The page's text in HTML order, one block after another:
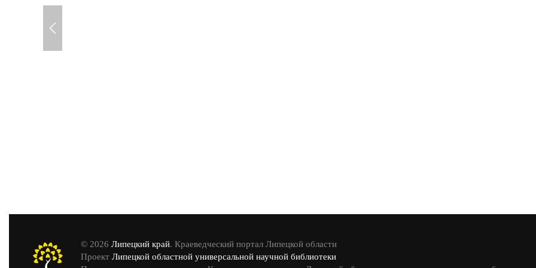
© 2026 Липецкий край. Краеведческий портал Липецкой области
Проект Липецкой областной универсальной научной библиотеки